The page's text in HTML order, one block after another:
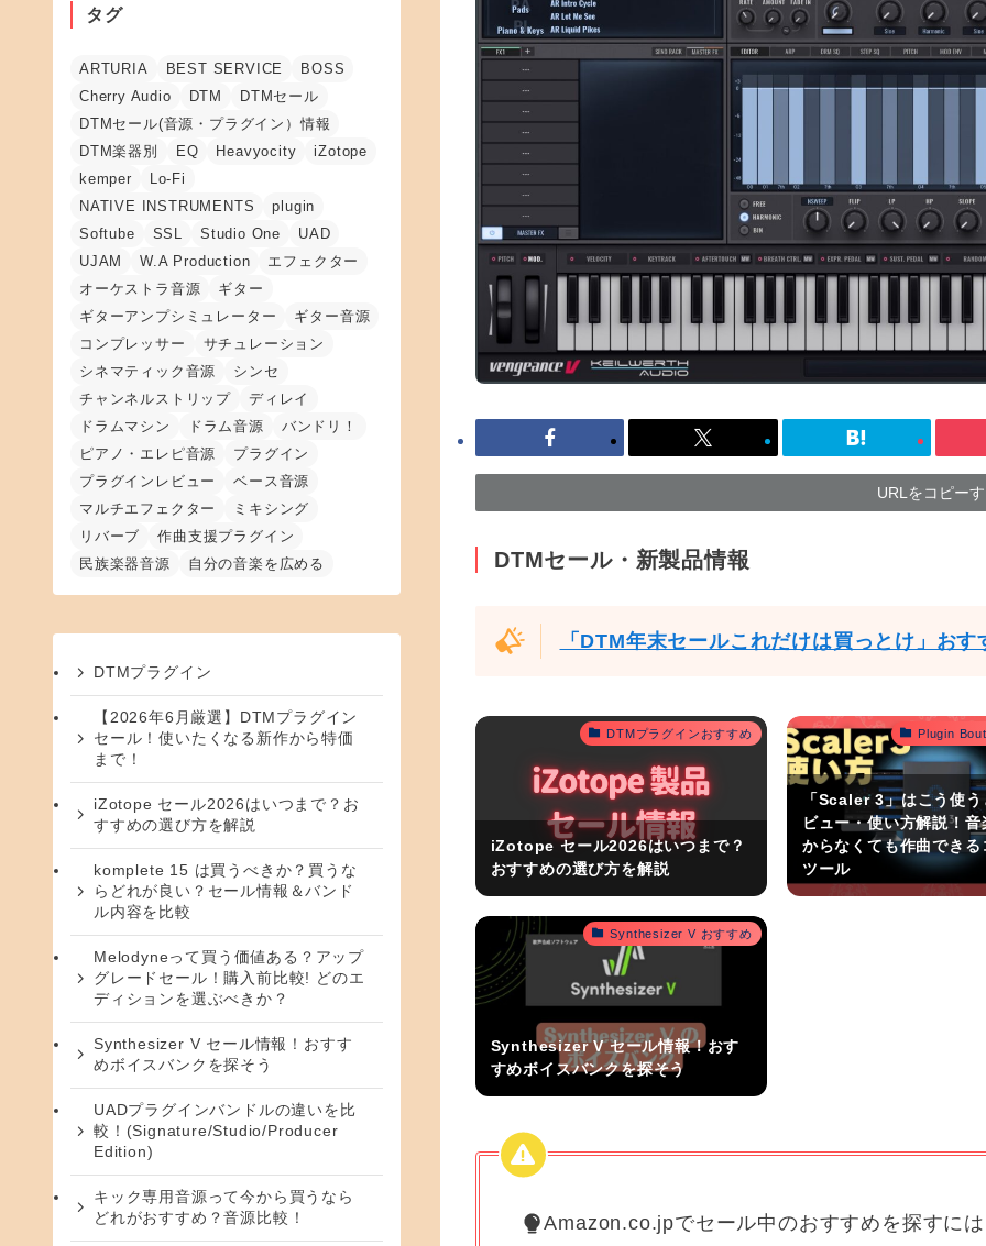
URLをコピー
DTMセール・新製品情報
「DTM年末セールこれだけは買っとけ」お
DTMプラグインおすすめ
iZotope セール2026はいつまで？
おすすめの選び方を解説
Plugin
「Scaler 3」はこう使
ビュー・使い方解説！
からなくても作曲できる
ツール
Synthesizer V おすすめ
Synthesizer V セール情報！おす
すめボイスバンクを探そう
Amazon.co.jpでセール中のおすすめを探すに
タグ
ARTURIA BEST SERVICE
BOSS
Cherry Audio
DTM
DTMセール
DTMセール(音源・プラグイン）情報
DTM楽器別
EQ Heavyocity
iZotope
kemper
Lo-Fi
NATIVE INSTRUMENTS
plugin
Softube
SSL Studio One
UAD
UJAM
W.A Production
エフェクター
オーケストラ音源
ギター
ギターアンプシミュレーター
ギター音源
コンプレッサー
サチュレーション
シネマティック音源
シンセ
チャンネルストリップ
ディレイ
ドラムマシン
ドラム音源
バンドリ！
ピアノ・エレピ音源
プラグイン
プラグインレビュー
ベース音源
マルチエフェクター
ミキシング
リバーブ
作曲支援プラグイン
民族楽器音源
自分の音楽を広める
DTMプラグイン
【2026年6月厳選】DTMプラグイン
セール！使いたくなる新作から特価
まで！
iZotope セール2026はいつまで？お
すすめの選び方を解説
komplete 15 は買うべきか？買うな
らどれが良い？セール情報＆バンド
ル内容を比較
Melodyneって買う価値ある？アップ
グレードセール！購入前比較! どのエ
ディションを選ぶべきか？
Synthesizer V セール情報！おすす
めボイスバンクを探そう
UADプラグインバンドルの違いを比
較！(Signature/Studio/Producer
Edition)
キック専用音源って今から買うなら
どれがおすすめ？音源比較！